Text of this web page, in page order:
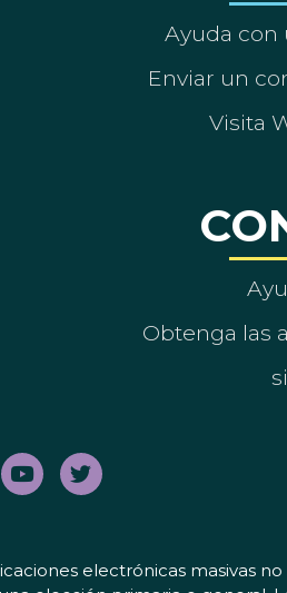
Ayuda con
Enviar un
Visita
Obtenga las
electrónicas masivas